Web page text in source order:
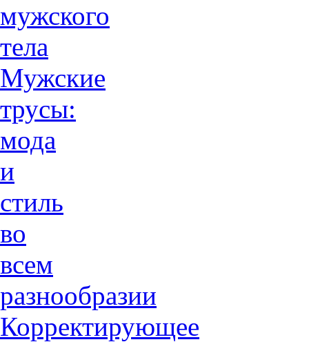
мужского
тела
Мужские
трусы:
мода
и
стиль
во
всем
разнообразии
Корректирующее